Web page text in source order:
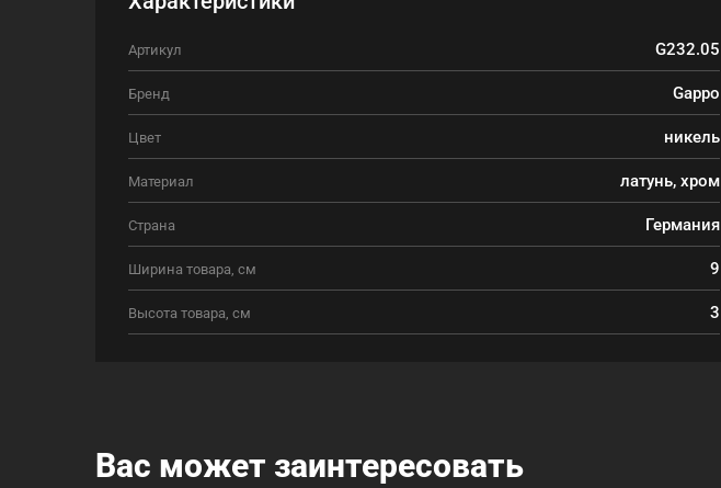
Артикул G232.05
Бренд Gappo
Цвет никель
Материал латунь, хром
Страна Германия
Ширина товара, см 9
Высота товара, см 3
Вас может заинтересовать